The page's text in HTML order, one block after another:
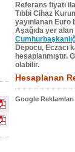
Referans fiyatı
Tıbbi Cihaz
yayınlanan Euro
Aşağıda yer
Depocu, Eczacı
hesaplanmıştır.
olabilir.
Hesaplanan
Google Reklamları